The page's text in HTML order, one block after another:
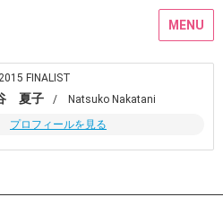
MENU
FINALIST
夏子
/ Natsuko Nakatani
プロフィールを見る